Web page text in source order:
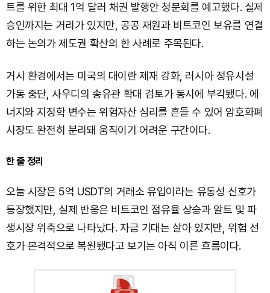
트를 위한 최대 1억 달러 채권 발행안 청문회를 예고했다. 실제
승인까지는 거리가 있지만, 공공 재원과 비트코인 보유를 연결
하는 논의가 제도권 확산의 한 사례로 주목된다.
거시 환경에서는 미국의 대이란 제재 강화, 러시아 정유시설
가동 중단, 사우디의 송유관 확대 검토가 동시에 부각됐다. 에
너지와 지정학 변수는 위험자산 심리를 흔들 수 있어 암호화폐
시장도 완전히 분리돼 움직이기 어려운 구간이다.
한 줄 정리
오늘 시장은 5억 USDT의 거래소 유입이라는 유동성 신호가
등장했지만, 실제 반응은 비트코인 점유율 상승과 알트 및 파
생시장 위축으로 나타났다. 자금 기대는 살아 있지만, 위험 선
호가 본격적으로 복원됐다고 보기는 아직 이른 흐름이다.